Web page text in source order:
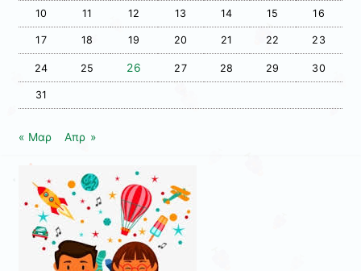
10 11 12 13 14 15 16
17 18 19 20 21 22 23
24 25 26 27 28 29 30
31
« Μαρ Απρ »